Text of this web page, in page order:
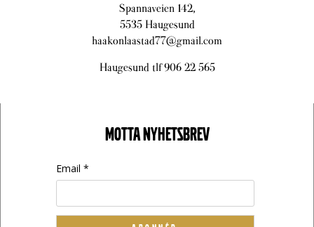
Spannaveien 142,
5535 Haugesund
haakonlaastad77@gmail.com
Haugesund tlf 906 22 565
MOTTA NYHETSBREV
Email *